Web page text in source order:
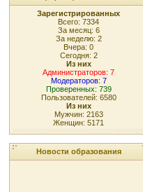
Зарегистрированных
Всего: 7334
За месяц: 6
За неделю: 2
Вчера: 0
Сегодня: 2
Из них
Администраторов: 7
Модераторов: 7
Проверенных: 739
Пользователей: 6580
Из них
Мужчин: 2163
Женщин: 5171
Новости образования